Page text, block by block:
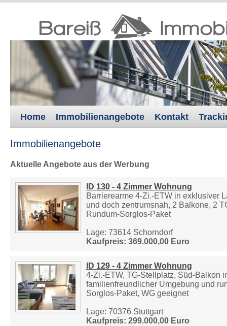
Home Immobilienangebote Kontakt
Immobilienangebote
Aktuelle Angebote aus der Werbung
ID 130 - 4 Zimmer Wohnung
Barrierearme 4-Zi.-ETW in exklusiver
und doch zentrumsnah, 2 Balkone, 2
Rundum-Sorglos-Paket
Lage: 73614 Schorndorf
Kaufpreis: 369.000,00 Euro
ID 129 - 4 Zimmer Wohnung
4-Zi.-ETW, TG-Stellplatz, Süd-Balkon
familienfreundlicher Umgebung und
Sorglos-Paket, WG geeignet
Lage: 70376 Stuttgart
Kaufpreis: 299.000,00 Euro